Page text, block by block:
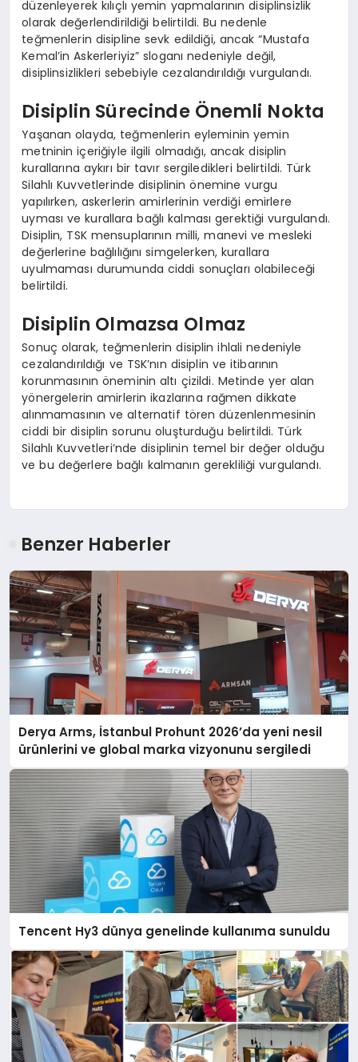
düzenleyerek kılıçlı yemin yapmalarının disiplinsizlik
olarak değerlendirildiği belirtildi. Bu nedenle
teğmenlerin disipline sevk edildiği, ancak “Mustafa
Kemal’in Askerleriyiz” sloganı nedeniyle değil,
disiplinsizlikleri sebebiyle cezalandırıldığı vurgulandı.
Disiplin Sürecinde Önemli Nokta
Yaşanan olayda, teğmenlerin eyleminin yemin
metninin içeriğiyle ilgili olmadığı, ancak disiplin
kurallarına aykırı bir tavır sergiledikleri belirtildi. Türk
Silahlı Kuvvetlerinde disiplinin önemine vurgu
yapılırken, askerlerin amirlerinin verdiği emirlere
uyması ve kurallara bağlı kalması gerektiği vurgulandı.
Disiplin, TSK mensuplarının milli, manevi ve mesleki
değerlerine bağlılığını simgelerken, kurallara
uyulmaması durumunda ciddi sonuçları olabileceği
belirtildi.
Disiplin Olmazsa Olmaz
Sonuç olarak, teğmenlerin disiplin ihlali nedeniyle
cezalandırıldığı ve TSK’nın disiplin ve itibarının
korunmasının öneminin altı çizildi. Metinde yer alan
yönergelerin amirlerin ikazlarına rağmen dikkate
alınmamasının ve alternatif tören düzenlenmesinin
ciddi bir disiplin sorunu oluşturduğu belirtildi. Türk
Silahlı Kuvvetleri’nde disiplinin temel bir değer olduğu
ve bu değerlere bağlı kalmanın gerekliliği vurgulandı.
Benzer Haberler
Derya Arms, İstanbul Prohunt 2026’da yeni nesil
ürünlerini ve global marka vizyonunu sergiledi
Tencent Hy3 dünya genelinde kullanıma sunuldu